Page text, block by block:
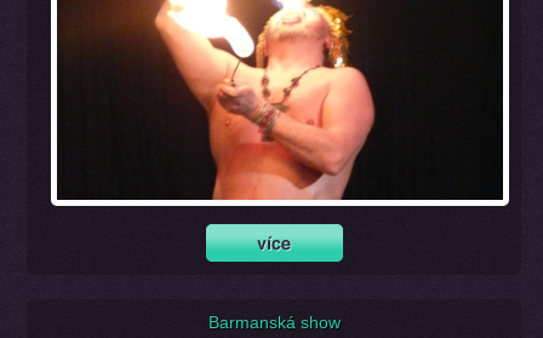
Barmanská show